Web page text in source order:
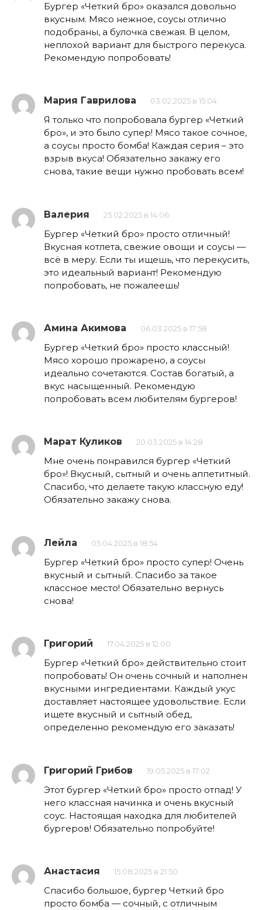
Бургер «Четкий бро» оказался довольно
вкусным. Мясо нежное, соусы отлично
подобраны, а булочка свежая. В целом,
неплохой вариант для быстрого перекуса.
Рекомендую попробовать!
Мария Гаврилова 03.02.2025 в 15:04
Я только что попробовала бургер «Четкий
бро», и это было супер! Мясо такое сочное,
а соусы просто бомба! Каждая серия – это
взрыв вкуса! Обязательно закажу его
снова, такие вещи нужно пробовать всем!
Валерия 25.02.2025 в 14:06
Бургер «Четкий бро» просто отличный!
Вкусная котлета, свежие овощи и соусы —
всё в меру. Если ты ищешь, что перекусить,
это идеальный вариант! Рекомендую
попробовать, не пожалеешь!
Амина Акимова 06.03.2025 в 17:58
Бургер «Четкий бро» просто классный!
Мясо хорошо прожарено, а соусы
идеально сочетаются. Состав богатый, а
вкус насыщенный. Рекомендую
попробовать всем любителям бургеров!
Марат Куликов 20.03.2025 в 14:28
Мне очень понравился бургер «Четкий
бро»! Вкусный, сытный и очень аппетитный.
Спасибо, что делаете такую классную еду!
Обязательно закажу снова.
Лейла 05.04.2025 в 18:54
Бургер «Четкий бро» просто супер! Очень
вкусный и сытный. Спасибо за такое
классное место! Обязательно вернусь
снова!
Григорий 17.04.2025 в 12:00
Бургер «Четкий бро» действительно стоит
попробовать! Он очень сочный и наполнен
вкусными ингредиентами. Каждый укус
доставляет настоящее удовольствие. Если
ищете вкусный и сытный обед,
определенно рекомендую его заказать!
Григорий Грибов 19.05.2025 в 17:02
Этот бургер «Четкий бро» просто отпад! У
него классная начинка и очень вкусный
соус. Настоящая находка для любителей
бургеров! Обязательно попробуйте!
Анастасия 15.08.2025 в 21:50
Спасибо большое, бургер Четкий бро
просто бомба — сочный, с отличным